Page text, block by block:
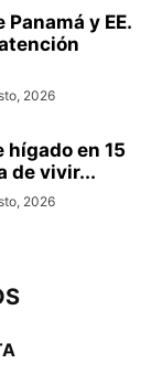
y EE.
2026
hígado en 15
de vivir...
2026